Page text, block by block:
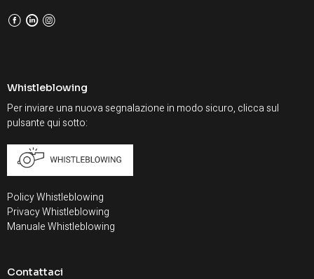
F L I
Whistleblowing
Per inviare una nuova segnalazione in modo sicuro, clicca sul
pulsante qui sotto:
Policy Whistleblowing
Privacy Whistleblowing
Manuale Whistleblowing
Contattaci